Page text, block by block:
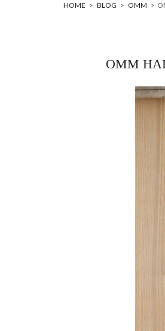
HOME > BLOG > OMM >
OMM